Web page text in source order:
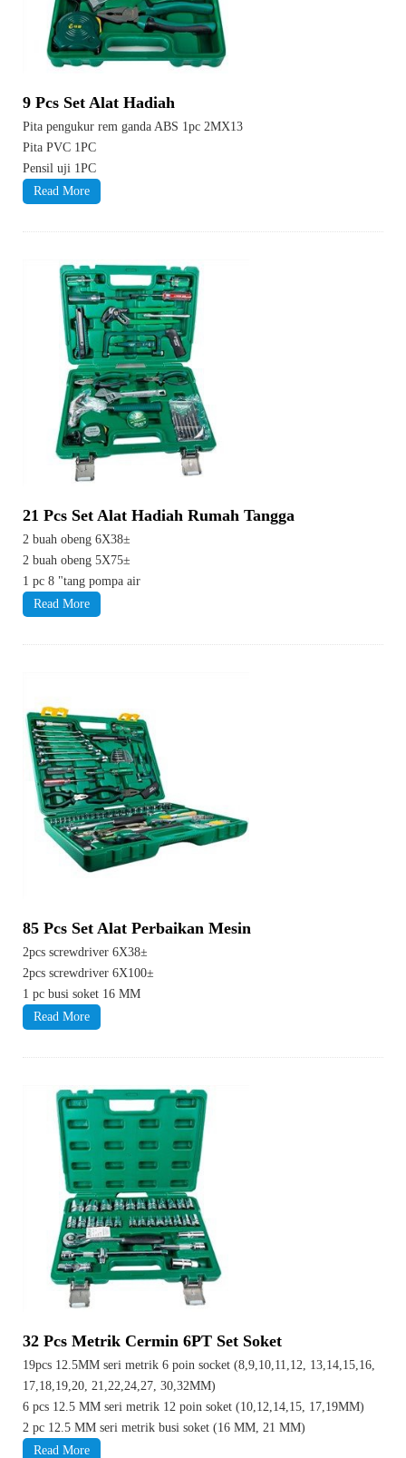
9 Pcs Set Alat Hadiah
Pita pengukur rem ganda ABS 1pc 2MX13
Pita PVC 1PC
Pensil uji 1PC
Read More
21 Pcs Set Alat Hadiah Rumah Tangga
2 buah obeng 6X38±
2 buah obeng 5X75±
1 pc 8 "tang pompa air
Read More
85 Pcs Set Alat Perbaikan Mesin
2pcs screwdriver 6X38±
2pcs screwdriver 6X100±
1 pc busi soket 16 MM
Read More
32 Pcs Metrik Cermin 6PT Set Soket
19pcs 12.5MM seri metrik 6 poin socket (8,9,10,11,12, 13,14,15,16,
17,18,19,20, 21,22,24,27, 30,32MM)
6 pcs 12.5 MM seri metrik 12 poin soket (10,12,14,15, 17,19MM)
2 pc 12.5 MM seri metrik busi soket (16 MM, 21 MM)
Read More